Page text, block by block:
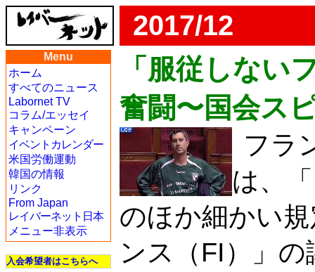
2017/12
Menu
ホーム
すべてのニュース
Labornet TV
コラム/エッセイ
キャンペーン
イベントカレンダー
米国労働運動
韓国の情報
リンク
From Japan
レイバーネット日本
メニュー非表示
入会希望者はこちらへ
「服従しない
奮闘〜国会ス
フラ
は、
のほか細かい
ンス（FI）」